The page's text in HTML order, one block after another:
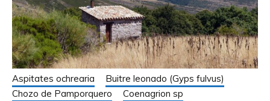
Aspitates ochrearia
Buitre leonado (Gyps fulvus)
Chozo de Pamporquero
Coenagrion sp